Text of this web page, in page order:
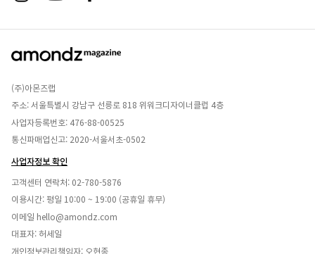
(주)아몬즈랩
주소: 서울특별시 강남구 선릉로 818 위워크디자이너클럽 4층
사업자등록번호: 476-88-00525
통신파매업신고: 2020-서울서초-0502
사업자정보 확인
고객센터 연락처: 02-780-5876
이용시간: 평일 10:00 ~ 19:00 (공휴일 휴무)
이메일 hello@amondz.com
대표자: 허세일
개인정보관리책임자: 오현종